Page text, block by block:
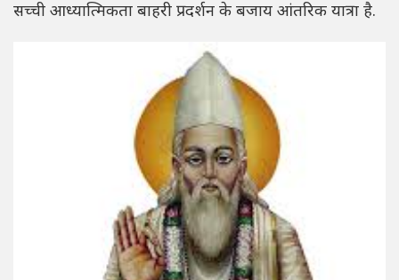
सच्ची आध्यात्मिकता बाहरी प्रदर्शन के बजाय आंतरिक यात्रा है.